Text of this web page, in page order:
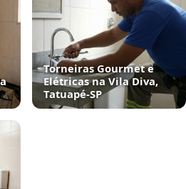
Torneiras Gourmet e
Elétricas na Vila Diva,
Tatuapé‑SP